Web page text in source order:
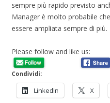
sempre più rapido previsto
Manager è molto probabile
essere ampliata sempre di più.
Please follow and like us:
Condividi:
LinkedIn X